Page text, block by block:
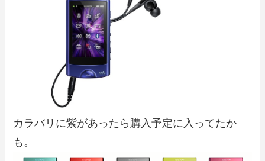
カラバリに紫があったら購入予定に入ってたか
も。